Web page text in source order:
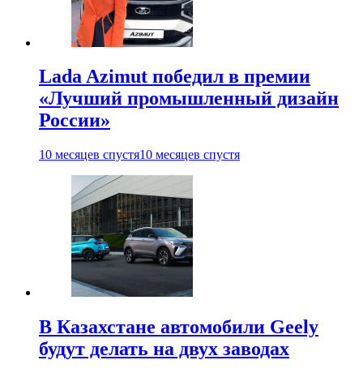
Lada Azimut победил в премии
«Лучший промышленный дизайн
России»
10 месяцев спустя10 месяцев спустя
В Казахстане автомобили Geely
будут делать на двух заводах